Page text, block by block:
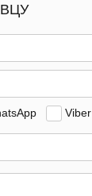
Viber